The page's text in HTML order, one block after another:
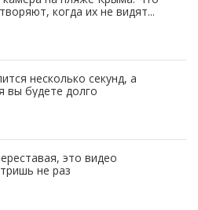
когда их не видят...
несколько секунд, а
вы будете долго
это видео
не раз